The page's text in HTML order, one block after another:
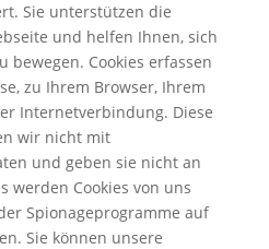
Sie unterstützen die
und helfen Ihnen, sich
bewegen. Cookies erfassen
zu Ihrem Browser, Ihrem
Internetverbindung. Diese
wir nicht mit
und geben sie nicht an
werden Cookies von uns
Spionageprogramme auf
Sie können unsere